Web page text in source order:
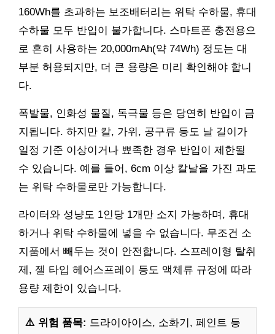
160Wh를 초과하는 보조배터리는 위탁 수하물, 휴대
수하물 모두 반입이 불가합니다. 스마트폰 충전용으
로 흔히 사용하는 20,000mAh(약 74Wh) 정도는 대
부분 허용되지만, 더 큰 용량은 미리 확인해야 합니
다.
폭발물, 인화성 물질, 독극물 등은 당연히 반입이 금
지됩니다. 하지만 칼, 가위, 공구류 등도 날 길이가
일정 기준 이상이거나 뾰족한 경우 반입이 제한될
수 있습니다. 예를 들어, 6cm 이상 칼날을 가진 과도
는 위탁 수하물로만 가능합니다.
라이터와 성냥도 1인당 1개만 소지 가능하며, 휴대
하거나 위탁 수하물에 넣을 수 없습니다. 무조건 소
지품에서 빼두는 것이 안전합니다. 스프레이형 탈취
제, 젤 타입 헤어스프레이 등도 액체류 규정에 따라
용량 제한이 있습니다.
⚠️ 위험 품목: 드라이아이스, 소화기, 페인트 등